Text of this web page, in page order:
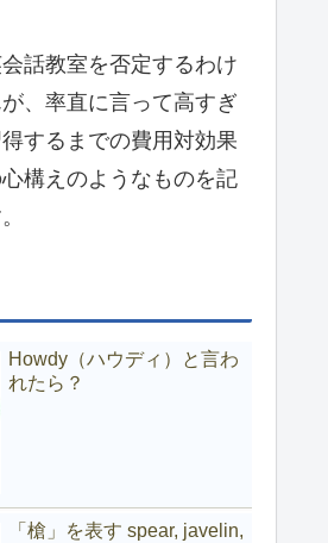
話教室を否定するわけ
、率直に言って高すぎ
するまでの費用対効果
構えのようなものを記
Howdy（ハウディ）と言わ
れたら？
「槍」を表す spear, javelin,